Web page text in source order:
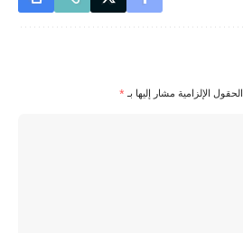
الحقول الإلزامية مشار إليها بـ *